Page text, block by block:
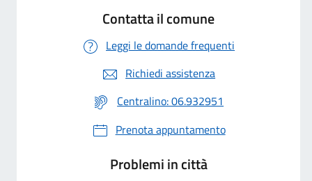
Contatta il comune
Leggi le domande frequenti
Richiedi assistenza
Centralino: 06.932951
Prenota appuntamento
Problemi in città